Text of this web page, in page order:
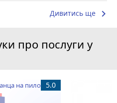
Дивитись ще keyboard_arrow_right
про послуги у
5.0